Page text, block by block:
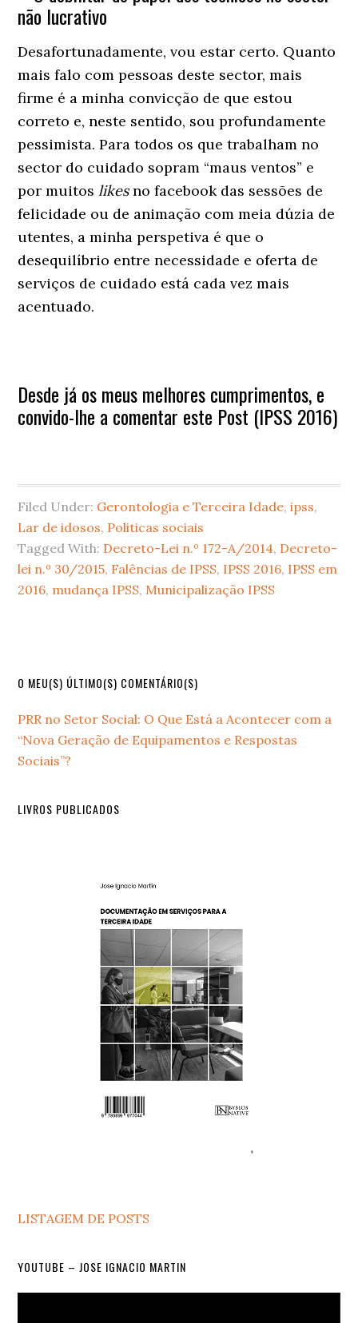
não lucrativo
Desafortunadamente, vou estar certo. Quanto
mais falo com pessoas deste sector, mais
firme é a minha convicção de que estou
correto e, neste sentido, sou profundamente
pessimista. Para todos os que trabalham no
sector do cuidado sopram “maus ventos” e
por muitos likesno facebook das sessões de
felicidade ou de animação com meia dúzia de
utentes, a minha perspetiva é que o
desequilíbrio entre necessidade e oferta de
serviços de cuidado está cada vez mais
acentuado.
Desde já os meus melhores cumprimentos, e
convido-lhe a comentar este Post (IPSS 2016)
Filed Under: Gerontologia e Terceira Idade,ipss,
Lar de idosos, Politicas sociais
Tagged With: Decreto-Lei n.º 172-A/2014, Decreto-
lei n.º 30/2015, Falências de IPSS, IPSS 2016, IPSS em
2016, mudança IPSS, Municipalização IPSS
Primary
Sidebar
O MEU(S) ÚLTIMO(S) COMENTÁRIO(S)
PRR no Setor Social: O Que Está a Acontecer com a
“Nova Geração de Equipamentos e Respostas
Sociais”?
LIVROS PUBLICADOS
LISTAGEM DE POSTS
YOUTUBE – JOSE IGNACIO MARTIN